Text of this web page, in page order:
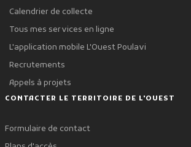
Calendrier de collecte
Tous mes services en ligne
L'application mobile L'Ouest Poulavi
Recrutements
Appels à projets
CONTACTER LE TERRITOIRE DE L'OUEST
Formulaire de contact